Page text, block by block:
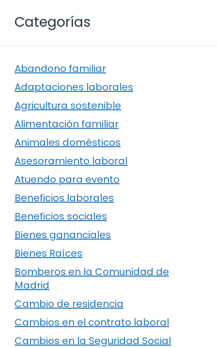
Categorías
Abandono familiar
Adaptaciones laborales
Agricultura sostenible
Alimentación familiar
Animales domésticos
Asesoramiento laboral
Atuendo para evento
Beneficios laborales
Beneficios sociales
Bienes gananciales
Bienes Raíces
Bomberos en la Comunidad de
Madrid
Cambio de residencia
Cambios en el contrato laboral
Cambios en la Seguridad Social